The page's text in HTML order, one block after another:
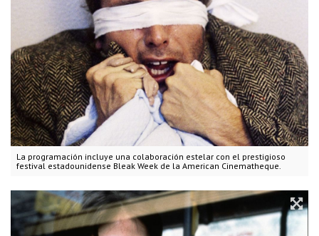
La programación incluye una colaboración estelar con el prestigioso
festival estadounidense Bleak Week de la American Cinematheque.